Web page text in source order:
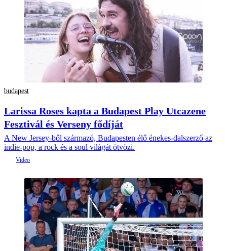
budapest
Larissa Roses kapta a Budapest Play Utcazene
Fesztivál és Verseny fődíját
A New Jersey-ből származó, Budapesten élő énekes-dalszerző az
indie-pop, a rock és a soul világát ötvözi.